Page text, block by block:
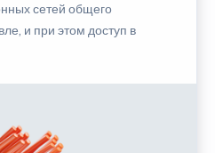
сетей общего
и при этом доступ в